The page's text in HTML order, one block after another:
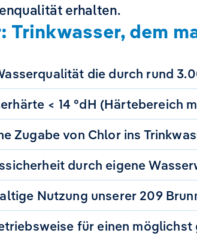
erhalten.
Trinkwasser, dem
die durch rund
< 14 °dH (Härtebereich
Zugabe von Chlor ins
durch eigene
Nutzung unserer 209
für einen möglichst